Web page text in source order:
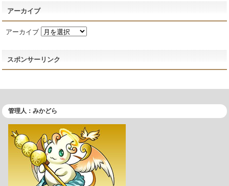
アーカイブ
アーカイブ
スポンサーリンク
管理人：みかどら